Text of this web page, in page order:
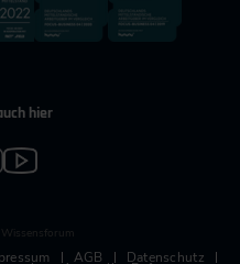
hier
AGB Datenschutz